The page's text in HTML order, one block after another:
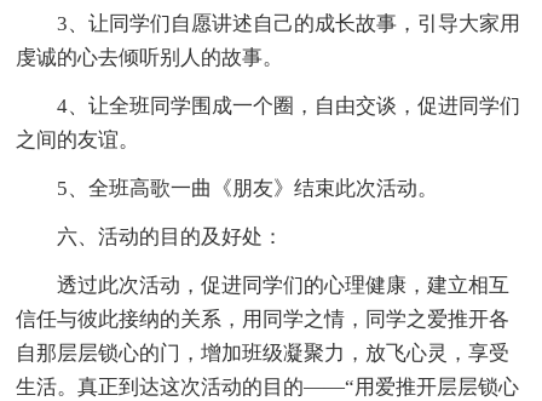
3、让同学们自愿讲述自己的成长故事，引导大家用
虔诚的心去倾听别人的故事。
4、让全班同学围成一个圈，自由交谈，促进同学们
之间的友谊。
5、全班高歌一曲《朋友》结束此次活动。
六、活动的目的及好处：
透过此次活动，促进同学们的心理健康，建立相互
信任与彼此接纳的关系，用同学之情，同学之爱推开各
自那层层锁心的门，增加班级凝聚力，放飞心灵，享受
生活。真正到达这次活动的目的——“用爱推开层层锁心